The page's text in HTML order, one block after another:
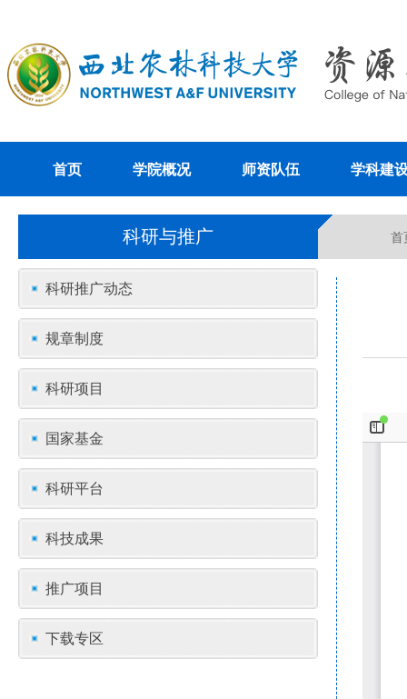
首页 学院概况 师资队伍 学科建
科研与推广 首
科研推广动态
规章制度
科研项目
国家基金
科研平台
科技成果
推广项目
下载专区